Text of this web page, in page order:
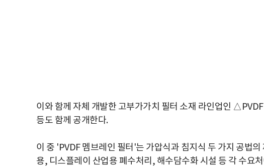
이와 함께 자체 개발한 고부가가치 필터 소재 라인업인
등도 함께 공개한다.
이 중 'PVDF 멤브레인 필터'는 가압식과 침지식 두 가지 공법의
용, 디스플레이 산업용 폐수처리, 해수담수화 시설 등 각 수요